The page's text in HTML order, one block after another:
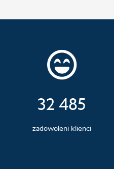
32 485
zadowoleni klienci